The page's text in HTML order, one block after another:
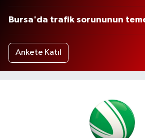
Bursa'da trafik sorununun
Ankete Katıl